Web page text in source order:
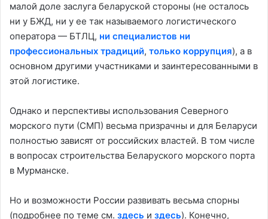
малой доле заслуга беларуской стороны (не осталось
ни у БЖД, ни у ее так называемого логистического
оператора — БТЛЦ, ни специалистов ни
профессиональных традиций, только коррупция), а в
основном другими участниками и заинтересованными в
этой логистике.
Однако и перспективы использования Северного
морского пути (СМП) весьма призрачны и для Беларуси
полностью зависят от российских властей. В том числе
в вопросах строительства Беларуского морского порта
в Мурманске.
Но и возможности России развивать весьма спорны
(подробнее по теме см. здесь и здесь). Конечно,